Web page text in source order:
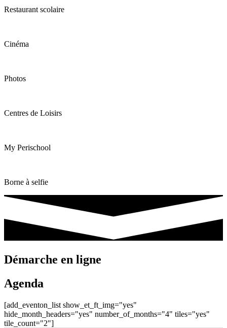
Restaurant scolaire
Cinéma
Photos
Centres de Loisirs
My Perischool
Borne à selfie
Démarche en ligne
Agenda
[add_eventon_list show_et_ft_img="yes"
hide_month_headers="yes" number_of_months="4" tiles="yes"
tile_count="2"]